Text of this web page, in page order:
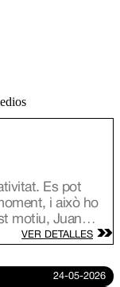
Es pot
i això ho
motiu, Juan
fonts
com
murals arreu
que defensa que
VER DETALLES
24-05-2026